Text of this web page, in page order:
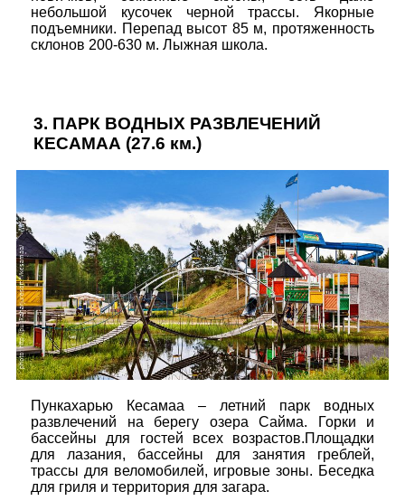
небольшой кусочек черной трассы. Якорные
подъемники. Перепад высот 85 м, протяженность
склонов 200-630 м. Лыжная школа.
3. ПАРК ВОДНЫХ РАЗВЛЕЧЕНИЙ
КЕСАМАА (27.6 км.)
Пункахарью Кесамаа – летний парк водных
развлечений на берегу озера Сайма. Горки и
бассейны для гостей всех возрастов.Площадки
для лазания, бассейны для занятия греблей,
трассы для веломобилей, игровые зоны. Беседка
для гриля и территория для загара.